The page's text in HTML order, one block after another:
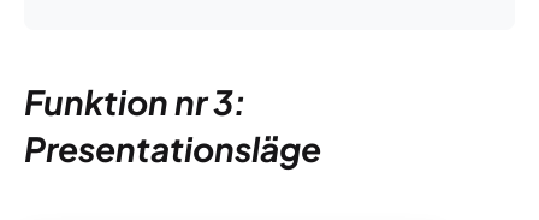
Funktion nr 3:
Presentationsläge